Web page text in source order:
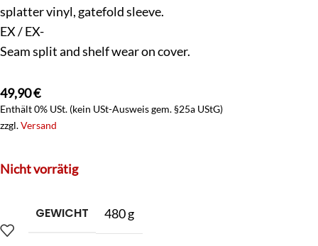
splatter vinyl, gatefold sleeve.
EX / EX-
Seam split and shelf wear on cover.
49,90€
Enthält 0% USt. (kein USt-Ausweis gem. §25a UStG)
zzgl.Versand
Nicht vorrätig
GEWICHT 480 g